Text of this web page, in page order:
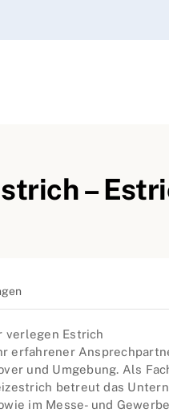
–
verlegen Estrich
erfahrener
und Umgebung. Als
betreut das
im Messe- und